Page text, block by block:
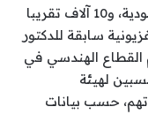
بينهم من 60 إلى 70 ألف طبيب في السعودية، و10 آلاف تقريبا
سابقة للدكتور
القطاع الهندسي في
لهيئة
حسب بيانات